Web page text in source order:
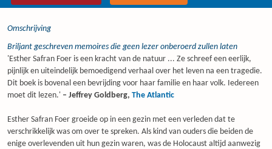
Omschrijving
Briljant geschreven memoires die geen lezer onberoerd zullen laten
'Esther Safran Foer is een kracht van de natuur ... Ze schreef een eerlijk,
pijnlijk en uiteindelijk bemoedigend verhaal over het leven na een tragedie.
Dit boek is bovenal een bevrijding voor haar familie en haar volk. Iedereen
moet dit lezen.' – Jeffrey Goldberg, The Atlantic
Esther Safran Foer groeide op in een gezin met een verleden dat te
verschrikkelijk was om over te spreken. Als kind van ouders die beiden de
enige overlevenden uit hun gezin waren, was de Holocaust altijd aanwezig